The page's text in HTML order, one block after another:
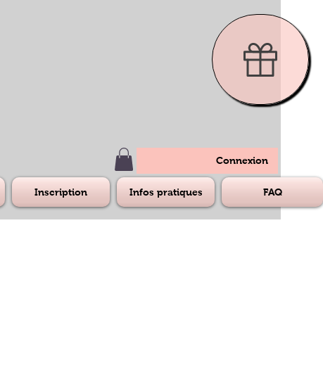
Connexion
Inscription Infos pratiques FAQ